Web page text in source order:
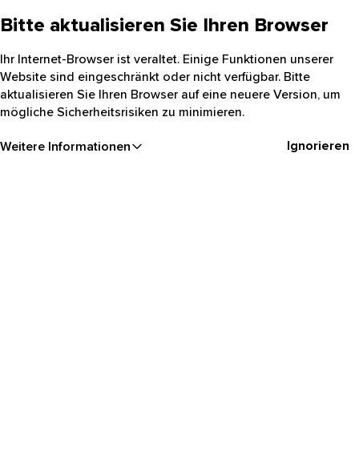
Bitte aktualisieren Sie Ihren Browser
Ihr Internet-Browser ist veraltet. Einige Funktionen unserer
Website sind eingeschränkt oder nicht verfügbar. Bitte
aktualisieren Sie Ihren Browser auf eine neuere Version, um
mögliche Sicherheitsrisiken zu minimieren.
Weitere Informationen Ignorieren